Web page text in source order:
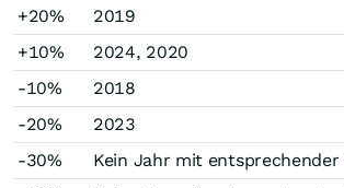
+20%
2019
+10%
2024, 2020
-10%
2018
-20%
2023
-30%
Kein Jahr mit